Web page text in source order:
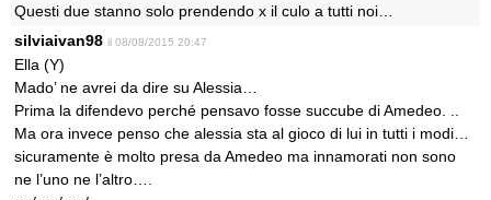
Questi due stanno solo prendendo x il culo a tutti noi…
silviaivan98 il 08/08/2015 20:47
Ella (Y)
Mado’ ne avrei da dire su Alessia…
Prima la difendevo perché pensavo fosse succube di Amedeo. ..
Ma ora invece penso che alessia sta al gioco di lui in tutti i modi…
sicuramente è molto presa da Amedeo ma innamorati non sono
ne l’uno ne l’altro….